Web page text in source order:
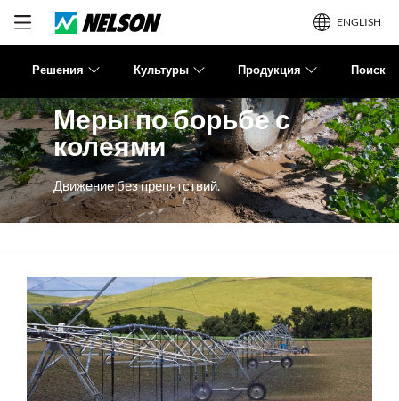
ENGLISH
Решения Культуры Продукция Поиск
МЕХАНИЗИРОВАННОЕ ОРОШЕНИЕ
Меры по борьбе с
колеями
Движение без препятствий.